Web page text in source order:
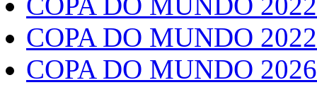
COPA DO MUNDO
COPA DO MUNDO 2026